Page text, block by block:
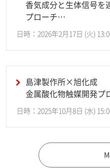
香気成分と生体信号を
プローチ
～香り分析の新しい世
日時：2026年2月17日 (火)
島津製作所×旭化成
金属酸化物触媒開発プ
日時：2025年10月8日 (水)